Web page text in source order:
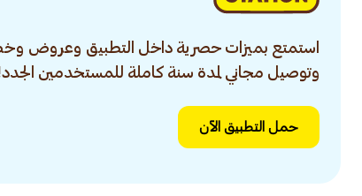
استمتع بميزات حصرية داخل التطبيق وعروض
وتوصيل مجاني لمدة سنة كاملة للمستخدمين
حمل التطبيق الآن